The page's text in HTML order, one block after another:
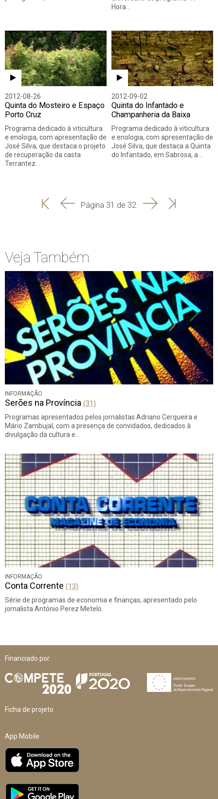
Hora…
2012-08-26
Quinta do Mosteiro e Espaço
Porto Cruz
Programa dedicado à viticultura
e enologia, com apresentação de
José Silva, que destaca o projeto
de recuperação da casta
Terrantez…
2012-09-02
Quinta do Infantado e
Champanheria da Baixa
Programa dedicado à viticultura
e enologia, com apresentação de
José Silva, que destaca a Quinta
do Infantado, em Sabrosa, a…
'
'
Página 31 de 32 SeguinteÚltima
Veja Também
INFORMAÇÃO
Serões na Província (31)
Programas apresentados pelos jornalistas Adriano Cerqueira e
Mário Zambujal, com a presença de convidados, dedicados à
divulgação da cultura e…
INFORMAÇÃO
Conta Corrente (13)
Série de programas de economia e finanças, apresentado pelo
jornalista António Perez Metelo.
Financiado por:
Ficha de projeto
App Mobile